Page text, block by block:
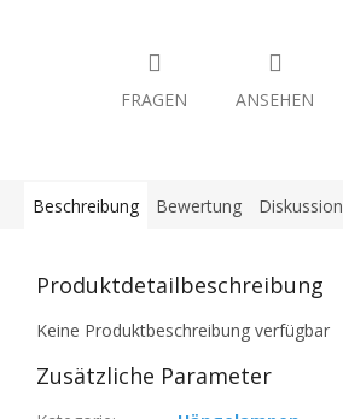
FRAGEN ANSEHEN
Beschreibung Bewertung Diskussion
Produktdetailbeschreibung
Keine Produktbeschreibung verfügbar
Zusätzliche Parameter